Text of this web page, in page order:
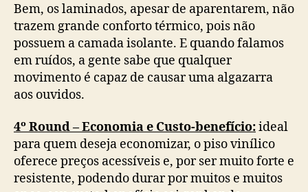
Bem, os laminados, apesar de aparentarem, não
trazem grande conforto térmico, pois não
possuem a camada isolante. E quando falamos
em ruídos, a gente sabe que qualquer
movimento é capaz de causar uma algazarra
aos ouvidos.
4º Round – Economia e Custo-benefício:ideal
para quem deseja economizar, o piso vinílico
oferece preços acessíveis e, por ser muito forte e
resistente, podendo durar por muitos e muitos